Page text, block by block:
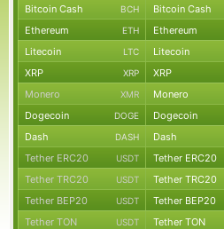
Bitcoin Cash BCH Bitcoin Cash
Ethereum ETH Ethereum
Litecoin LTC Litecoin
XRP XRP XRP
Monero XMR Monero
Dogecoin DOGE Dogecoin
Dash DASH Dash
Tether ERC20 USDT Tether ERC20
Tether TRC20 USDT Tether TRC20
Tether BEP20 USDT Tether BEP20
Tether TON USDT Tether TON